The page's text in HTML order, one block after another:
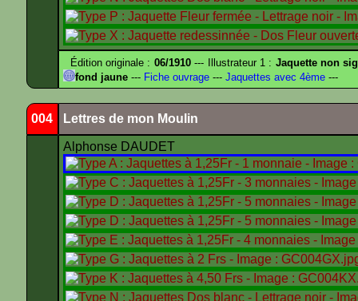
Édition originale : 06/1910--- Illustrateur 1 : Jaquette non
fond jaune --- Fiche ouvrage --- Jaquettes avec 4ème ---
004 Lettres de mon Moulin
Alphonse DAUDET